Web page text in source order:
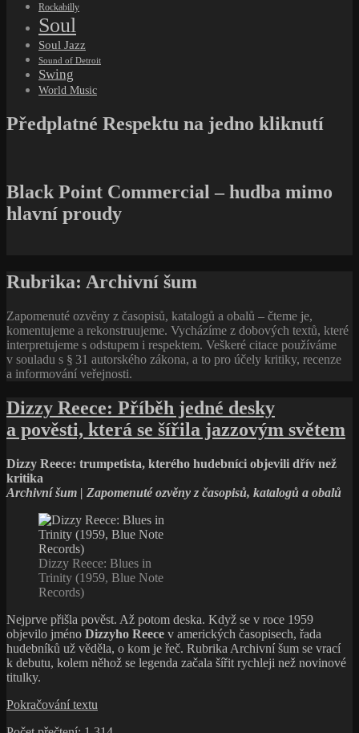
Rockabilly
Soul
Soul Jazz
Sound of Detroit
Swing
World Music
Předplatné Respektu na jedno kliknutí
Black Point Commercial – hudba mimo
hlavní proudy
Rubrika: Archivní šum
Zapomenuté ozvěny z časopisů, katalogů a obalů – čteme je,
komentujeme a rekonstruujeme. Vycházíme z dobových textů, které
interpretujeme s odstupem i respektem. Veškeré citace používáme
v souladu s § 31 autorského zákona, a to pro účely kritiky, recenze
a informování veřejnosti.
Dizzy Reece: Příběh jedné desky
a pověsti, která se šířila jazzovým světem
Dizzy Reece: trumpetista, kterého hudebníci objevili dřív než
kritika
Archivní šum | Zapomenuté ozvěny z časopisů, katalogů a obalů
Dizzy Reece: Blues in
Trinity (1959, Blue Note
Records)
Nejprve přišla pověst. Až potom deska. Když se v roce 1959
objevilo jméno Dizzyho Reece v amerických časopisech, řada
hudebníků už věděla, o kom je řeč. Rubrika Archivní šum se vrací
k debutu, kolem něhož se legenda začala šířit rychleji než novinové
titulky.
Pokračování textu